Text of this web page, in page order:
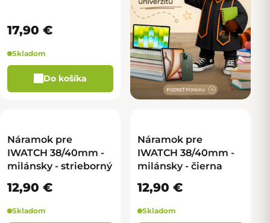
17,90 €
Skladom
Do košíka
Náramok pre
IWATCH 38/40mm -
milánsky - strieborný
12,90 €
Skladom
Náramok pre
IWATCH 38/40mm -
milánsky - čierna
12,90 €
Skladom